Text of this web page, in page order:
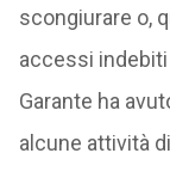
scongiurare o,
accessi indebiti
Garante ha
alcune attività